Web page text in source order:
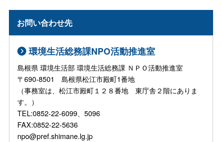
お問い合わせ先
環境生活総務課NPO活動推進室
島根県 環境生活部 環境生活総務課 ＮＰＯ活動推進室
〒690-8501 島根県松江市殿町1番地
（事務室は、松江市殿町１２８番地 東庁舎２階にありま
す。）
TEL:0852-22-6099、5096
FAX:0852-22-5636
npo@pref.shimane.lg.jp